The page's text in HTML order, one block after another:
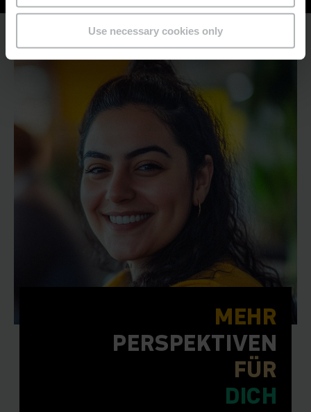
Use necessary cookies only
MEHR
PERSPEKTIVEN
FÜR
DICH